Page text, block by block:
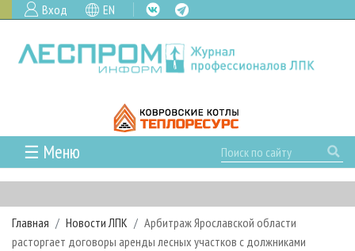
Вход EN
☰ Меню
ГЛАВНАЯ
РУБРИКИ И ТЕМЫ
РУБРИКИ ЖУРНАЛА
НОВОСТИ
Главная Новости ЛПК
Арбитраж Ярославской области
расторгает договоры аренды лесных участков с должниками